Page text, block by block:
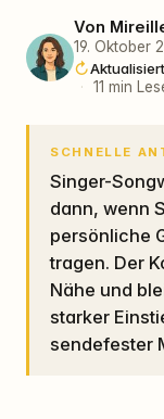
Von
19. Oktober
·
11 min
SCHNELLE
Singer-Songwriter beim ESC gewinnen meist
dann, wenn
persönliche
tragen. Der
Nähe und
starker
sendefester